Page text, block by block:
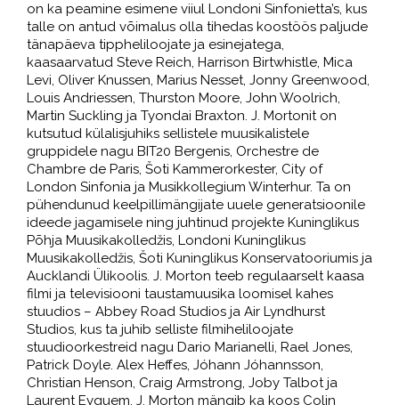
on ka peamine esimene viiul Londoni Sinfonietta’s, kus
talle on antud võimalus olla tihedas koostöös paljude
tänapäeva tippheliloojate ja esinejatega,
kaasaarvatud Steve Reich, Harrison Birtwhistle, Mica
Levi, Oliver Knussen, Marius Nesset, Jonny Greenwood,
Louis Andriessen, Thurston Moore, John Woolrich,
Martin Suckling ja Tyondai Braxton. J. Mortonit on
kutsutud külalisjuhiks sellistele muusikalistele
gruppidele nagu BIT20 Bergenis, Orchestre de
Chambre de Paris, Šoti Kammerorkester, City of
London Sinfonia ja Musikkollegium Winterhur. Ta on
pühendunud keelpillimängijate uuele generatsioonile
ideede jagamisele ning juhtinud projekte Kuninglikus
Põhja Muusikakolledžis, Londoni Kuninglikus
Muusikakolledžis, Šoti Kuninglikus Konservatooriumis ja
Aucklandi Ülikoolis. J. Morton teeb regulaarselt kaasa
filmi ja televisiooni taustamuusika loomisel kahes
stuudios – Abbey Road Studios ja Air Lyndhurst
Studios, kus ta juhib selliste filmiheliloojate
stuudioorkestreid nagu Dario Marianelli, Rael Jones,
Patrick Doyle. Alex Heffes, Jóhann Jóhannsson,
Christian Henson, Craig Armstrong, Joby Talbot ja
Laurent Eyquem. J. Morton mängib ka koos Colin